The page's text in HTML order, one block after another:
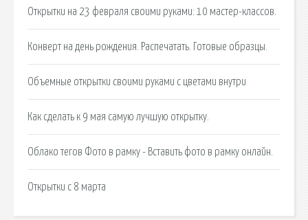
Открытки на 23 февраля своими руками: 10 мастер-классов.
Конверт на день рождения. Распечатать. Готовые образцы.
Объемные открытки своими руками с цветами внутри
Как сделать к 9 мая самую лучшую открытку.
Облако тегов Фото в рамку - Вставить фото в рамку онлайн.
Открытки с 8 марта